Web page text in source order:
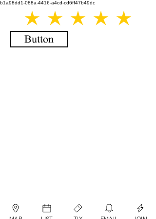
b1a98dd1-088a-4416-a4cd-cd6ff47b49dc
Button